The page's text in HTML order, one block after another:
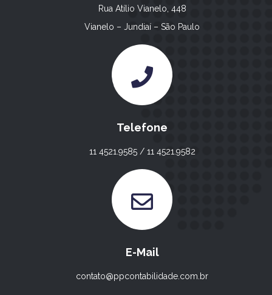
Rua Atílio Vianelo, 448
Vianelo – Jundiaí – São Paulo
Telefone
11 4521.9585 / 11 4521.9582
E-Mail
contato@ppcontabilidade.com.br